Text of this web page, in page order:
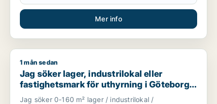
Mer info
Jag söker lager, industrilokal eller fastighetsmark för
1 mån sedan
Jag söker lager, industrilokal eller
fastighetsmark för uthyrning i Göteborg
Västra eller Askim-Frölunda-Högsbo
Jag söker 0-160 m² lager / industrilokal /